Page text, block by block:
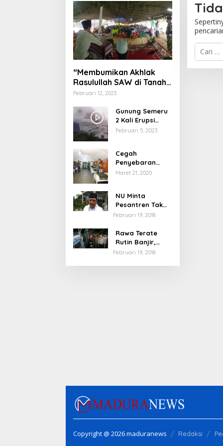
“Membumikan Akhlak
Rasulullah SAW di Tanah
Nusantara”
Februari 12, 2023
Gunung Semeru
2 Kali Erupsi
dengan Tinggi
Februari 5, 2023
Cegah
Penyebaran
Virus Corona,
Pelayanan
Maret 21, 2020
NU Minta
Pesantren Tak
Terprovokasi
Februari 19, 2018
Rawa Terate
Rutin Banjir,
Anies Bakal Cek
Februari 19, 2018
Cari
untuk:
Copyright @ 2026 maduranews Redaksi